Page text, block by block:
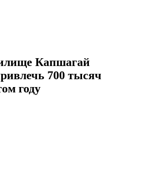
Капшагай
700 тысяч
году